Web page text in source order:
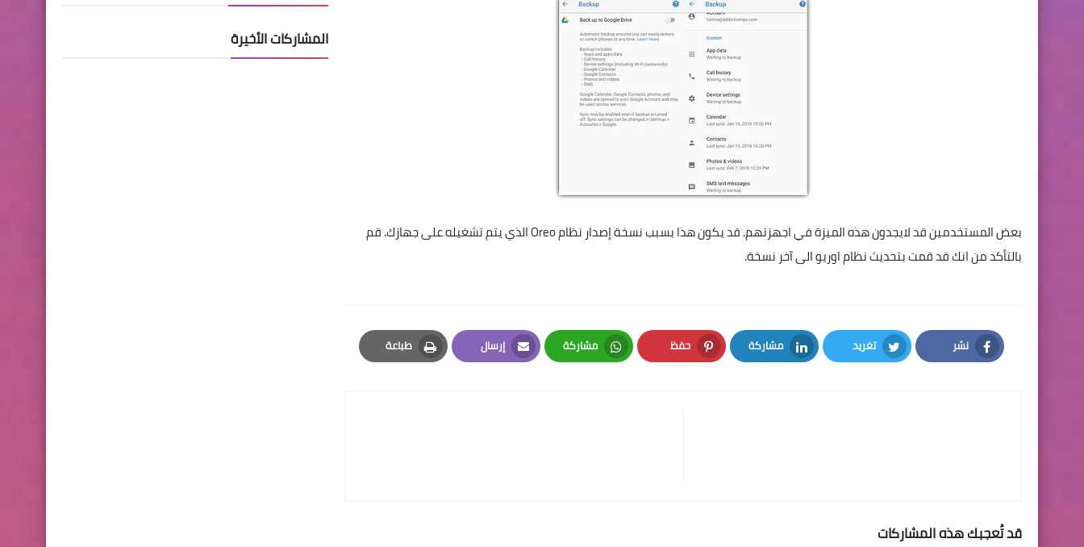
بعض المستخدمين قد لايجدون هذه الميزة في اجهزتهم. قد يكون هذا بسبب نسخة إصدار نظام Oreo الذي يتم تشغيله على جهازك. قم
بالتأكد من انك قد قمت بتحديث نظام اوريو الى آخر نسخة.
نشر
Facebook
تغريد
Twitter
مشاركة
LinkedIn
حفظ
Pinterest
مشاركة
Whatsapp
إرسال
Email
طباعة
Print
قد تُعجبك هذه المشاركات
المشاركات الأخيرة